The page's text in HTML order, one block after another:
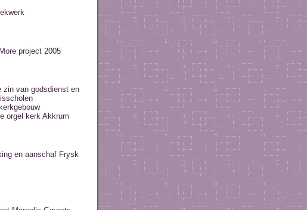
project 2005
van godsdienst en
orgel kerk Akkrum
en aanschaf Frysk